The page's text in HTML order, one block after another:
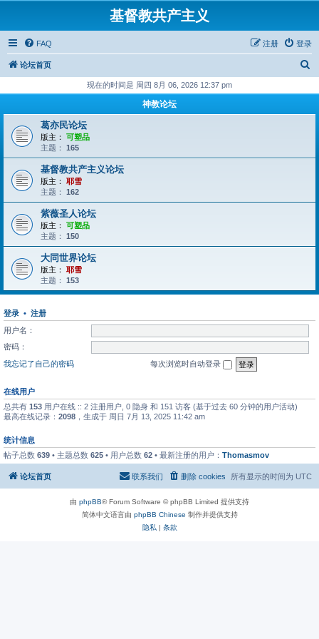
基督教共产主义
FAQ 登录
注册
论坛首页
现在的时间是 周四 8月 06, 2026 12:37 pm
神教论坛
葛亦民论坛
版主：
可塑品
主题： 165
基督教共产主义论坛
版主：
耶雪
主题： 162
紫薇圣人论坛
版主：
可塑品
主题： 150
大同世界论坛
版主：
耶雪
主题： 153
登录 • 注册
用户名：
密码：
我忘记了自己的密码
每次浏览时自动登录
在线用户
总共有 153 用户在线 :: 2 注册用户, 0 隐身 和 151 访客 (基于过去 60 分钟的用户活动)
最高在线记录： 2098 ，生成于 周日 7月 13, 2025 11:42 am
统计信息
帖子总数 639 • 主题总数 625 • 用户总数 62 • 最新注册的用户： Thomasmov
论坛首页 所有显示的时间为 UTC
删除 cookies
联系我们
由 phpBB® Forum Software © phpBB Limited 提供支持
简体中文语言由 phpBB Chinese 制作并提供支持
隐私| 条款